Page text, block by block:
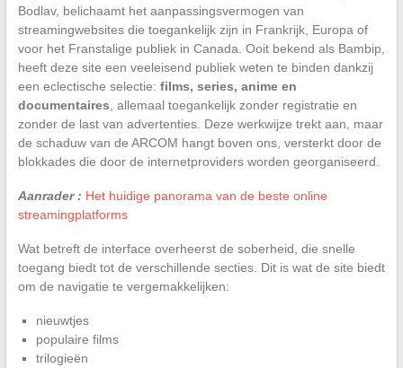
Bodlav, belichaamt het aanpassingsvermogen van
streamingwebsites die toegankelijk zijn in Frankrijk, Europa of
voor het Franstalige publiek in Canada. Ooit bekend als Bambip,
heeft deze site een veeleisend publiek weten te binden dankzij
een eclectische selectie: films, series, anime en
documentaires , allemaal toegankelijk zonder registratie en
zonder de last van advertenties. Deze werkwijze trekt aan, maar
de schaduw van de ARCOM hangt boven ons, versterkt door de
blokkades die door de internetproviders worden georganiseerd.
Aanrader : Het huidige panorama van de beste online
streamingplatforms
Wat betreft de interface overheerst de soberheid, die snelle
toegang biedt tot de verschillende secties. Dit is wat de site biedt
om de navigatie te vergemakkelijken:
nieuwtjes
populaire films
trilogieën